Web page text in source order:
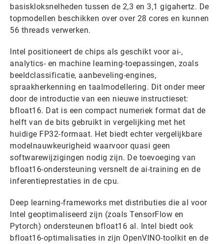
basiskloksnelheden tussen de 2,3 en 3,1 gigahertz. De
topmodellen beschikken over over 28 cores en kunnen
56 threads verwerken.
Intel positioneert de chips als geschikt voor ai-,
analytics- en machine learning-toepassingen, zoals
beeldclassificatie, aanbeveling-engines,
spraakherkenning en taalmodellering. Dit onder meer
door de introductie van een nieuwe instructieset:
bfloat16. Dat is een compact numeriek format dat de
helft van de bits gebruikt in vergelijking met het
huidige FP32-formaat. Het biedt echter vergelijkbare
modelnauwkeurigheid waarvoor quasi geen
softwarewijzigingen nodig zijn. De toevoeging van
bfloat16-ondersteuning versnelt de ai-training en de
inferentieprestaties in de cpu.
Deep learning-frameworks met distributies die al voor
Intel geoptimaliseerd zijn (zoals TensorFlow en
Pytorch) ondersteunen bfloat16 al. Intel biedt ook
bfloat16-optimalisaties in zijn OpenVINO-toolkit en de